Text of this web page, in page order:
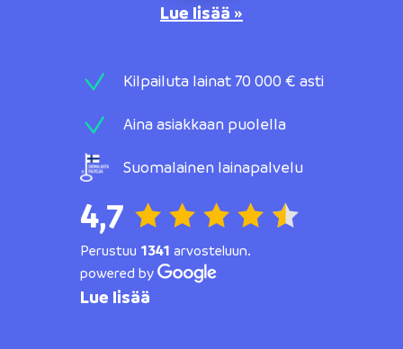
Lue lisää »
Kilpailuta lainat 70 000 € asti
Aina asiakkaan puolella
Suomalainen lainapalvelu
4,7
Perustuu 1341 arvosteluun.
powered by
Lue lisää